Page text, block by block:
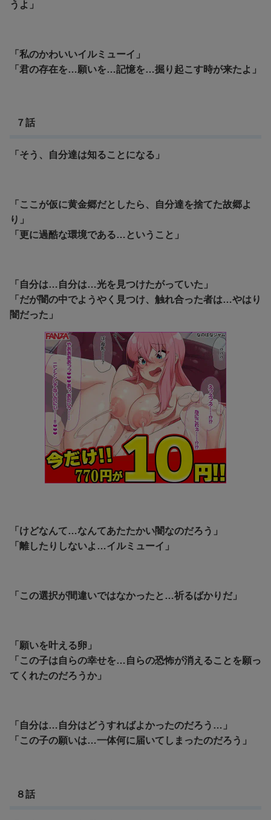
うよ」
「私のかわいいイルミューイ」
「君の存在を…願いを…記憶を…掘り起こす時が来たよ」
７話
「そう、自分達は知ることになる」
「ここが仮に黄金郷だとしたら、自分達を捨てた故郷よ
り」
「更に過酷な環境である…ということ」
「自分は…自分は…光を見つけたがっていた」
「だが闇の中でようやく見つけ、触れ合った者は…やはり
闇だった」
「けどなんて…なんてあたたかい闇なのだろう」
「離したりしないよ…イルミューイ」
「この選択が間違いではなかったと…祈るばかりだ」
「願いを叶える卵」
「この子は自らの幸せを…自らの恐怖が消えることを願っ
てくれたのだろうか」
「自分は…自分はどうすればよかったのだろう…」
「この子の願いは…一体何に届いてしまったのだろう」
８話